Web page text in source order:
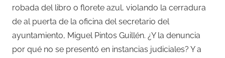
robada del libro o florete azul, violando la cerradura
de al puerta de la oficina del secretario del
ayuntamiento, Miguel Pintos Guillén. ¿Y la denuncia
por qué no se presentó en instancias judiciales? Y a